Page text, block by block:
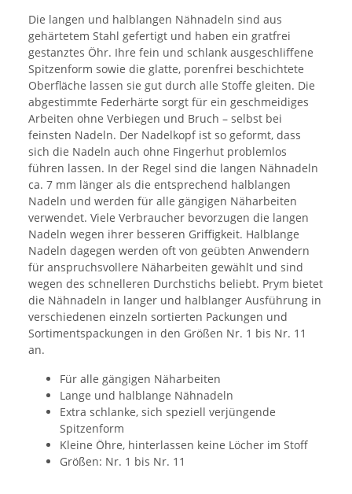
Die langen und halblangen Nähnadeln sind aus
gehärtetem Stahl gefertigt und haben ein gratfrei
gestanztes Öhr. Ihre fein und schlank ausgeschliffene
Spitzenform sowie die glatte, porenfrei beschichtete
Oberfläche lassen sie gut durch alle Stoffe gleiten. Die
abgestimmte Federhärte sorgt für ein geschmeidiges
Arbeiten ohne Verbiegen und Bruch – selbst bei
feinsten Nadeln. Der Nadelkopf ist so geformt, dass
sich die Nadeln auch ohne Fingerhut problemlos
führen lassen. In der Regel sind die langen Nähnadeln
ca. 7 mm länger als die entsprechend halblangen
Nadeln und werden für alle gängigen Näharbeiten
verwendet. Viele Verbraucher bevorzugen die langen
Nadeln wegen ihrer besseren Griffigkeit. Halblange
Nadeln dagegen werden oft von geübten Anwendern
für anspruchsvollere Näharbeiten gewählt und sind
wegen des schnelleren Durchstichs beliebt. Prym bietet
die Nähnadeln in langer und halblanger Ausführung in
verschiedenen einzeln sortierten Packungen und
Sortimentspackungen in den Größen Nr. 1 bis Nr. 11
an.
Für alle gängigen Näharbeiten
Lange und halblange Nähnadeln
Extra schlanke, sich speziell verjüngende
Spitzenform
Kleine Öhre, hinterlassen keine Löcher im Stoff
Größen: Nr. 1 bis Nr. 11